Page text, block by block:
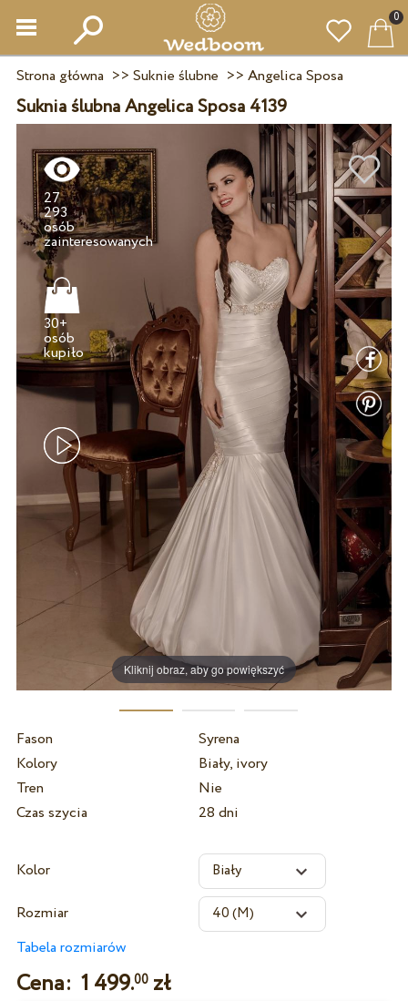
0
Strona główna >> Suknie ślubne >> Angelica Sposa
Suknia ślubna Angelica Sposa 4139
Kliknij obraz, aby go powiększyć
27
293
osób
zainteresowanych
30+
osób
kupiło
Fason
Syrena
Kolory
Biały, ivory
Tren
Nie
Czas szycia
28 dni
Kolor
Rozmiar
Tabela rozmiarów
Cena: 1 499.00zł